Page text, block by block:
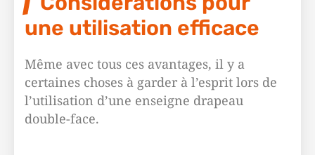
une utilisation efficace
Même avec tous ces avantages, il y a
certaines choses à garder à l’esprit lors de
l’utilisation d’une enseigne drapeau
double-face.